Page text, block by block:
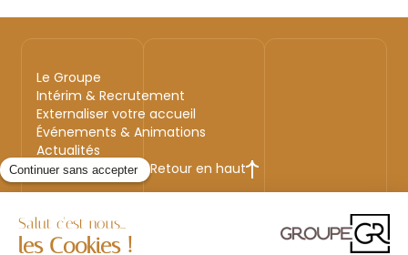
Le Groupe
Intérim & Recrutement
Externaliser votre accueil
Événements & Animations
Actualités
Retour en haut